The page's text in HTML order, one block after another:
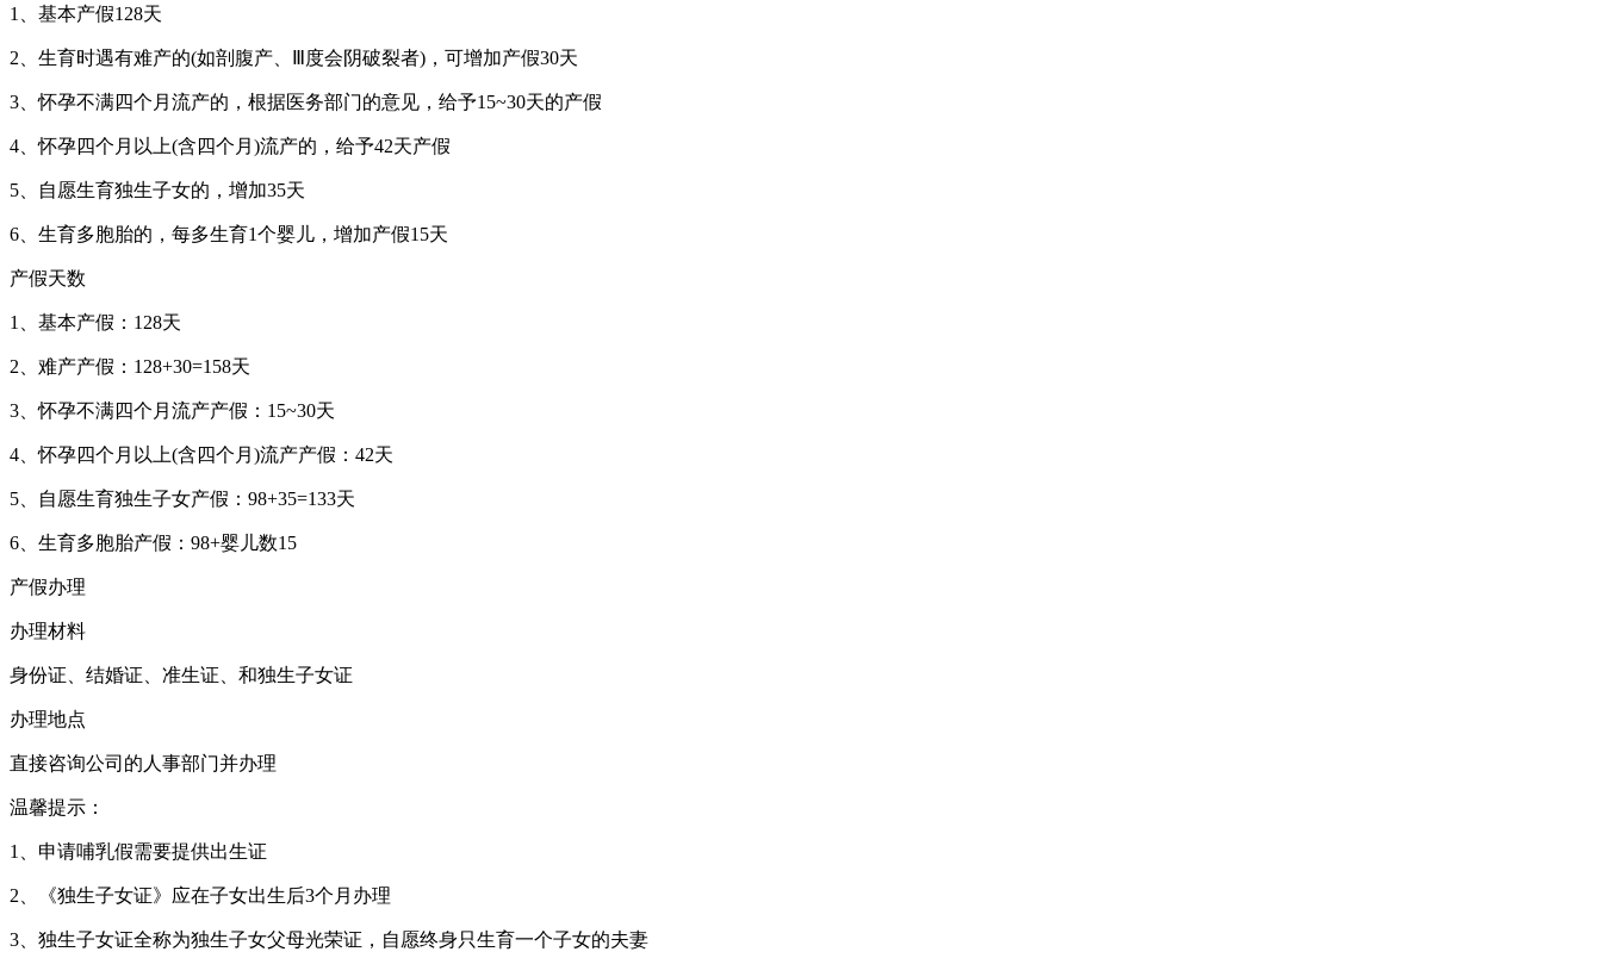
1、基本产假128天
2、生育时遇有难产的(如剖腹产、Ⅲ度会阴破裂者)，可增加产假30天
3、怀孕不满四个月流产的，根据医务部门的意见，给予15~30天的产假
4、怀孕四个月以上(含四个月)流产的，给予42天产假
5、自愿生育独生子女的，增加35天
6、生育多胞胎的，每多生育1个婴儿，增加产假15天
产假天数
1、基本产假：128天
2、难产产假：128+30=158天
3、怀孕不满四个月流产产假：15~30天
4、怀孕四个月以上(含四个月)流产产假：42天
5、自愿生育独生子女产假：98+35=133天
6、生育多胞胎产假：98+婴儿数15
产假办理
办理材料
身份证、结婚证、准生证、和独生子女证
办理地点
直接咨询公司的人事部门并办理
温馨提示：
1、申请哺乳假需要提供出生证
2、《独生子女证》应在子女出生后3个月办理
3、独生子女证全称为独生子女父母光荣证，自愿终身只生育一个子女的夫妻